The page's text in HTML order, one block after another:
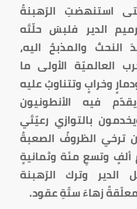
استنهضتِ الرّهبنةُ
الدير فلبسَ حلّتَه
النحتُ والمذبحُ اليه،
العالميّة الأولى ما
وخرابٍ وتتناوبُ عليه
فيه الأنطونيون
بالتوازي رعيّتَي
ترخيَ الظروفُ الصعبةُ
ألفٍ وتسعِ مئة وثمانيةٍ
فأقفل الدير وترك الرّهبنة
معلّقةً زهاءَ ستّةِ عقود.